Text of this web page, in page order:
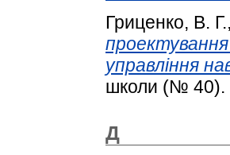
Гриценко, В. Г.,
управління
школи (№ 40).
Д